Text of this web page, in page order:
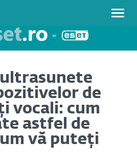
de
vocali: cum
astfel de
vă puteți